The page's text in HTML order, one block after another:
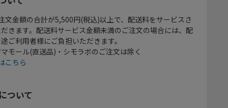
文金額の合計が5,500円(税込)以上で、配送料をサービスさ
きます。配送料サービス金額未満のご注文の場合には、配
ご利用者様にご負担いただきます。
モール(直送品)・シモラボのご注文は除く
こちら
ついて